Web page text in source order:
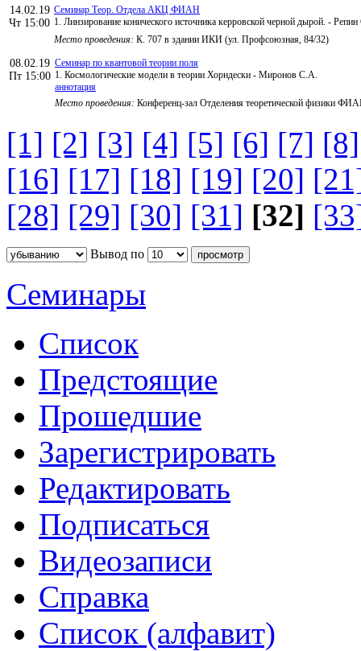
14.02.19
Чт 15:00
Семинар Теор. Отдела АКЦ ФИАН
1. Линзирование конического источника керровской черной дырой. -
Место проведения: К. 707 в здании ИКИ (ул. Профсоюзная, 84/32)
08.02.19
Пт 15:00
Семинар по квантовой теории поля
1. Космологические модели в теории Хорндески - Миронов С.А.
аннотация
Место проведения: Конференц-зал Отделения теоретической физики
[1] [2] [3] [4] [5] [6] [7] [8]
[16] [17] [18] [19] [20]
[28] [29] [30] [31] [32]
Вывод по
Семинары
Список
Предстоящие
Прошедшие
Зарегистрировать
Редактировать
Подписаться
Видеозаписи
Справка
Список (алфавит)